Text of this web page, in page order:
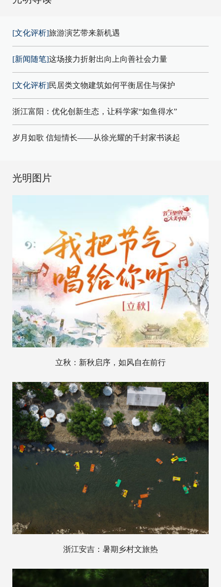
[文化评析]旅游演艺带来新机遇
[新闻随笔]这场接力折射出向上向善社会力量
[文化评析]民居类文物建筑如何平衡居住与保护
浙江富阳：优化创新生态，让科学家“如鱼得水”
岁月如歌 信短情长——从徐光耀的千封家书谈起
光明图片
立秋：新秋启序，如风自在前行
浙江安吉：暑期乡村文旅热